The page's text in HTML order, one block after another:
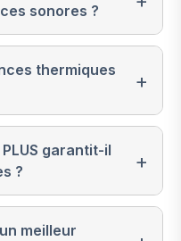
sonores ?
thermiques
garantit-il
?
meilleur